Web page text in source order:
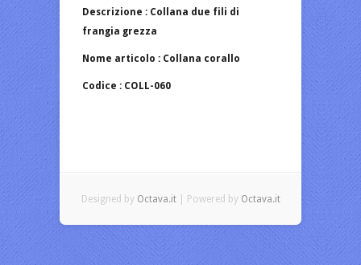
Descrizione : Collana due fili di
frangia grezza
Nome articolo : Collana corallo
Codice : COLL-060
Designed by Octava.it| Powered by Octava.it